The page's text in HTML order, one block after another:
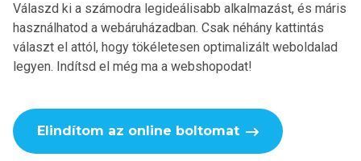
Válaszd ki a számodra legideálisabb alkalmazást, és máris
használhatod a webáruházadban. Csak néhány kattintás
választ el attól, hogy tökéletesen optimalizált weboldalad
legyen. Indítsd el még ma a webshopodat!
Elindítom az online boltomat